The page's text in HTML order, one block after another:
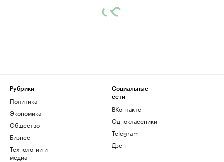
Рубрики
Политика
Экономика
Общество
Бизнес
Технологии и
медиа
Социальные
сети
ВКонтакте
Одноклассники
Telegram
Дзен